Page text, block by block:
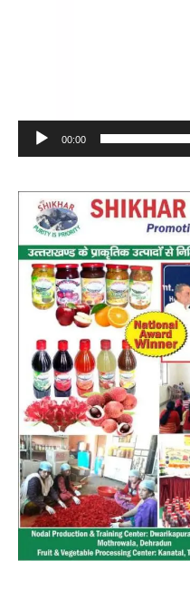
00:00